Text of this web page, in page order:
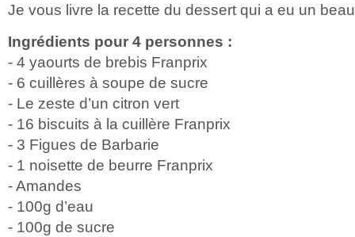
Je vous livre la recette du dessert qui a eu un
Ingrédients pour 4 personnes :
- 4 yaourts de brebis Franprix
- 6 cuillères à soupe de sucre
- Le zeste d’un citron vert
- 16 biscuits à la cuillère Franprix
- 3 Figues de Barbarie
- 1 noisette de beurre Franprix
- Amandes
- 100g d’eau
- 100g de sucre